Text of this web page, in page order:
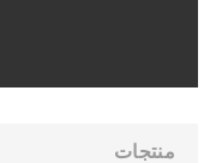
منتجات